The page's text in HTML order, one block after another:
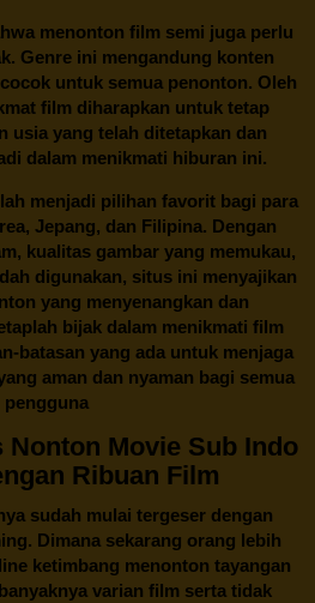
menonton film semi juga perlu
Genre ini mengandung konten
untuk semua penonton. Oleh
film diharapkan untuk tetap
usia yang telah ditetapkan dan
dalam menikmati hiburan ini.
menjadi pilihan favorit bagi para
, Jepang, dan Filipina. Dengan
kualitas gambar yang memukau,
digunakan, situs ini menyajikan
yang menyenangkan dan
bijak dalam menikmati film
batasan yang ada untuk menjaga
aman dan nyaman bagi semua
pengguna
Nonton Movie Sub Indo
Ribuan Film
sudah mulai tergeser dengan
Dimana sekarang orang lebih
ketimbang menonton tayangan
varian film serta tidak